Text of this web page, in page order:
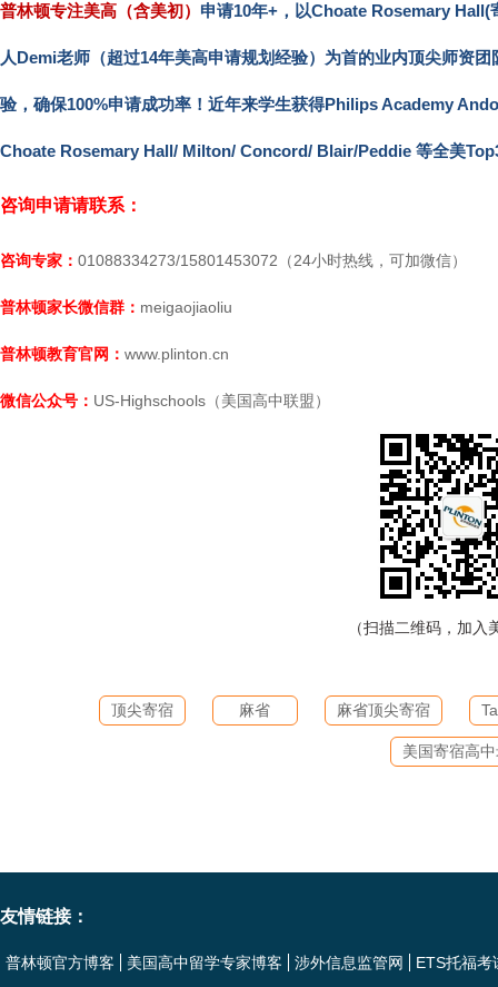
普林顿专注美高（含美初） 申请10年+，以Choate Rosemary
人Demi老师（超过14年美高申请规划经验）为首的业内顶尖师资
验，确保100%申请成功率！近年来学生获得Philips Academy
Choate Rosemary Hall/ Milton/ Concord/ Blair/Peddie 等全美
咨询申请请联系：
咨询专家： 01088334273/15801453072（24小时热线，可加微信）
普林顿家长微信群： meigaojiaoliu
普林顿教育官网： www.plinton.cn
微信公众号： US-Highschools（美国高中联盟）
（扫描二维码，加入
顶尖寄宿 麻省 麻省顶尖寄宿
美国寄宿高
友情链接：
普林顿官方博客 美国高中留学专家博客 涉外信息监管网 ETS托福考